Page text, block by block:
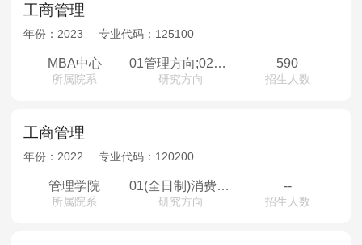
工商管理
年份： 2023 专业代码： 125100
MBA中心
所属院系
01管理方向;02智慧管理与创新创业方向;03数字化转型与产业升级方向;04新技术管理与金融科技方向;05金融方向;06数字金融方向;07EMBA
研究方向
590
招生人数
工商管理
年份： 2022 专业代码： 120200
管理学院
所属院系
01(全日制)消费者行为学，行为决策理论02(全日制)研究开发管理与技术创新03(全日制)营销渠道管理04(全日制)领导理论，沟通与谈判，群体决策05(全日制)创新管理与服务运营管理06(全日制)创新管理与战略管理07(全日制)领导理论与战略管理08(全日制)组织行为与人力资源管理09(全日制)领导科学与群体决策，管理行为与和谐管理理论，战略管理与政策分析10(全日制)创新与创造力11(全日制)企业成长模式与战略创新12(全日制)企业技术创新及技术竞争理论，企业知识产权管理13(全日制)新兴技术与战略创新14(全日制)项目调度及优化、应急管理、能源管理15(全日制)组织行为学，人力资源管理16(全日制)组织行为与人力资源管理，组织内权力关系研究17(全日制)创业管理，企业创新管理18(全日制)组织间合作关系管理，战略与创新管理19(全日制)战略管理与战略决策，创新与创业管理20(全日制)企业数字化战略与动态能力，新兴技术与战略创新21(全日制)商业伦理，企业社会责任与人力资源管理22(全日制)转型情景下的创新与创业管理，战略变革管理23(全日制)大数据人才分析与机器学习，数据驱动的人力资源管理研究24(全日制)产品开发与营销，营销战略25(全日制)制度与创新创业，企业家与企业成长26(全日制)创业团队与创投间关系研究，员工压力与工作家庭平衡27(全日制)领导力开发与管理，基于积极心理学的员工绩效提升28(全日制)组织与领导理论29(全日制)创新与质量战略、物流与供应链管理30(全日制)物流与供应链管理31(全日制)组织行为、人力资源与知识管理32(全日制)战略联盟、创业管理33(全日制)消费者行为，社交电子商务，共享经济，金融科技34(全日制)营销战略，数字营销，营销渠道管理36(全日制)数据质量、数据治理、大数据公共政策、大数据商业模式及创新应用37(全日制)供应链管理
研究方向
--
招生人数